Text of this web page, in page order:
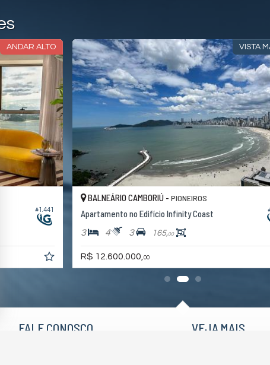
ANDAR ALTO
#1.441
VISTA
BALNEÁRIO CAMBORIÚ -PIONEIROS
Apartamento no Edifício Infinity Coast
3 4 3 165,00
R$ 12.600.000,00
FALE CONOSCO VEJA MAIS